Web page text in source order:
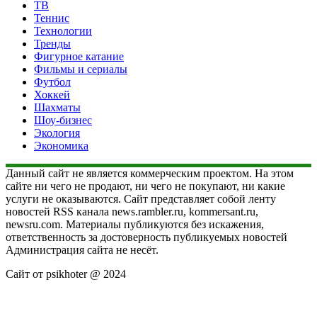
ТВ
Теннис
Технологии
Тренды
Фигурное катание
Фильмы и сериалы
Футбол
Хоккей
Шахматы
Шоу-бизнес
Экология
Экономика
Данный сайт не является коммерческим проектом. На этом
сайте ни чего не продают, ни чего не покупают, ни какие
услуги не оказываются. Сайт представляет собой ленту
новостей RSS канала news.rambler.ru, kommersant.ru,
newsru.com. Материалы публикуются без искажения,
ответственность за достоверность публикуемых новостей
Администрация сайта не несёт.
Сайт от psikhoter @ 2024